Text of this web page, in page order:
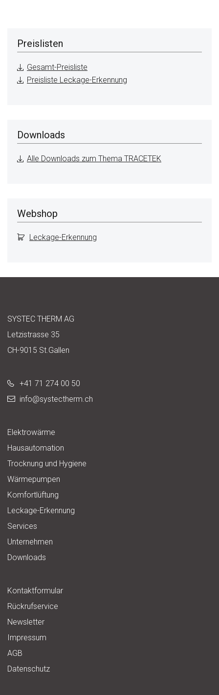
Preislisten
Gesamt-Preisliste
Preisliste Leckage-Erkennung
Downloads
Alle Downloads zum Thema TRACETEK
Webshop
Leckage-Erkennung
SYSTEC THERM AG
Letzistrasse 35
CH-9015 St.Gallen
+41 71 274 00 50
info@systectherm.ch
Elektrowärme
Hausautomation
Trocknung und Hygiene
Wärmepumpen
Komfortlüftung
Leckage-Erkennung
Services
Unternehmen
Downloads
Kontaktformular
Rückrufservice
Newsletter
Impressum
AGB
Datenschutz